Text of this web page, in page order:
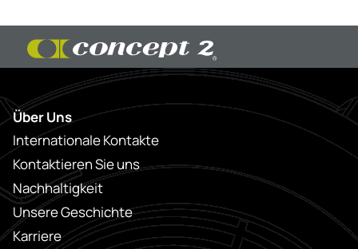
Über Uns
Internationale Kontakte
Kontaktieren Sie uns
Nachhaltigkeit
Unsere Geschichte
Karriere